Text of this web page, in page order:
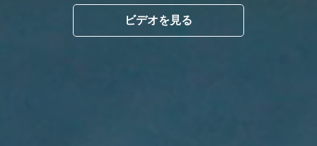
ビデオを見る